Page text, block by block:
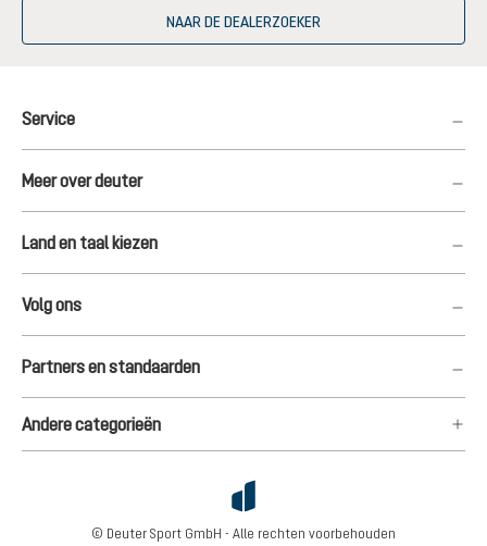
NAAR DE DEALERZOEKER
Service
Meer over deuter
Land en taal kiezen
Volg ons
Partners en standaarden
Andere categorieën
© Deuter Sport GmbH - Alle rechten voorbehouden